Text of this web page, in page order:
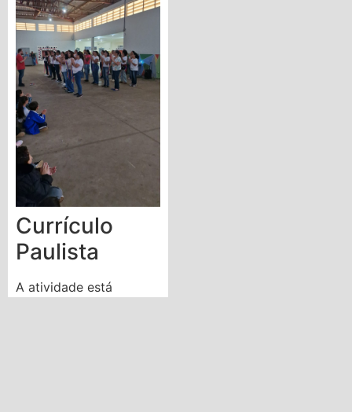
Currículo
Paulista
A atividade está